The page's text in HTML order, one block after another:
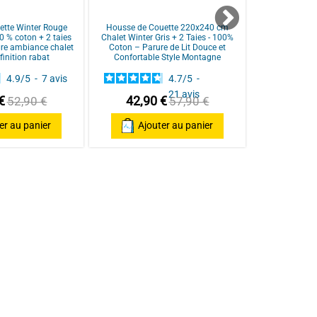
Winter Rouge
% coton + 2 taies
ambiance chalet
rabat
4.9/5 - 7avis
52,90 €
au panier
Housse de Couette 220x240 cm
Chalet Winter Gris + 2 Taies - 100%
Coton – Parure de Lit Douce et
Confortable Style Montagne
4.7/5 -
21 avis
42,90 €57,90 €
Ajouter au panier